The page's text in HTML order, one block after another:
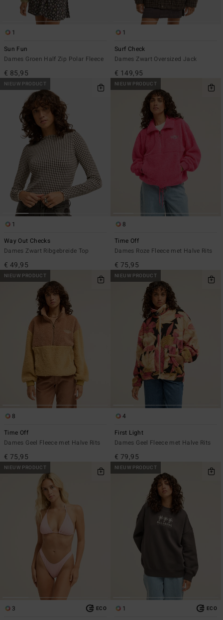
1
Sun Fun
Dames Groen Half Zip Polar Fleece
€ 85,95
1
Surf Check
Dames Zwart Oversized Jack
€ 149,95
NIEUW PRODUCT
1
Way Out Checks
Dames Zwart Ribgebreide Top
€ 49,95
NIEUW PRODUCT
8
Time Off
Dames Roze Fleece met Halve Rits
€ 75,95
NIEUW PRODUCT
8
Time Off
Dames Geel Fleece met Halve Rits
€ 75,95
NIEUW PRODUCT
4
First Light
Dames Geel Fleece met Halve Rits
€ 79,95
NIEUW PRODUCT
3 ECO
NIEUW PRODUCT
1 ECO